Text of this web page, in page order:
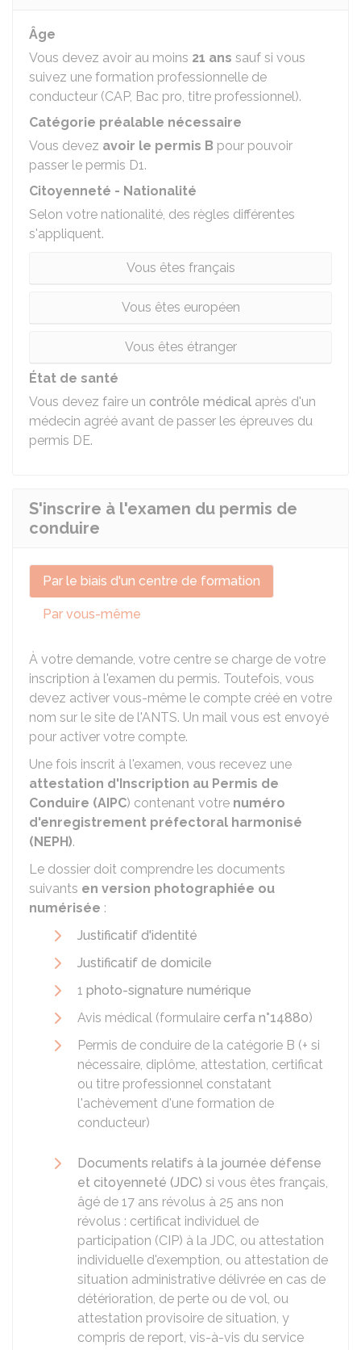
Âge
Vous devez avoir au moins 21 ans sauf si vous
suivez une formation professionnelle de
conducteur (CAP, Bac pro, titre professionnel).
Catégorie préalable nécessaire
Vous devez avoir le permis B pour pouvoir
passer le permis D1.
Citoyenneté - Nationalité
Selon votre nationalité, des règles différentes
s'appliquent.
Vous êtes français
Vous êtes européen
Vous êtes étranger
État de santé
Vous devez faire un contrôle médical après d'un
médecin agréé avant de passer les épreuves du
permis DE.
S'inscrire à l'examen du permis de
conduire
Par le biais d'un centre de formation
Par vous-même
À votre demande, votre centre se charge de votre
inscription à l'examen du permis. Toutefois, vous
devez activer vous-même le compte créé en votre
nom sur le site de l'ANTS. Un mail vous est envoyé
pour activer votre compte.
Une fois inscrit à l'examen, vous recevez une
attestation d'Inscription au Permis de
Conduire (AIPC) contenant votre numéro
d'enregistrement préfectoral harmonisé
(NEPH).
Le dossier doit comprendre les documents
suivants en version photographiée ou
numérisée :
Justificatif d'identité
Justificatif de domicile
1 photo-signature numérique
Avis médical (formulaire cerfa n°14880)
Permis de conduire de la catégorie B (+ si
nécessaire, diplôme, attestation, certificat
ou titre professionnel constatant
l'achèvement d'une formation de
conducteur)
Documents relatifs à la journée défense
et citoyenneté (JDC) si vous êtes français,
âgé de 17 ans révolus à 25 ans non
révolus : certificat individuel de
participation (CIP) à la JDC, ou attestation
individuelle d'exemption, ou attestation de
situation administrative délivrée en cas de
détérioration, de perte ou de vol, ou
attestation provisoire de situation, y
compris de report, vis-à-vis du service